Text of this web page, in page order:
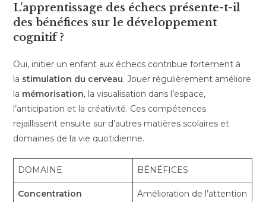
L’apprentissage des échecs présente-t-il
des bénéfices sur le développement
cognitif ?
Oui, initier un enfant aux échecs contribue fortement à
la stimulation du cerveau. Jouer régulièrement améliore
la mémorisation, la visualisation dans l’espace,
l’anticipation et la créativité. Ces compétences
rejaillissent ensuite sur d’autres matières scolaires et
domaines de la vie quotidienne.
DOMAINE BÉNÉFICES
Concentration
Amélioration de l’attention